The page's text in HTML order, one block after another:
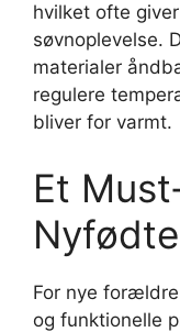
hvilket ofte
søvnoplevelse.
materialer
regulere
bliver for varmt.
Et
Nyfødte
For nye
og funktionelle